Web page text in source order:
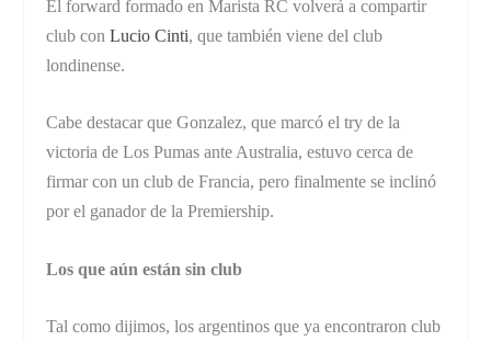
El forward formado en Marista RC volverá a compartir
club conLucio Cinti, que también viene del club
londinense.
Cabe destacar que Gonzalez, que marcó el try de la
victoria de Los Pumas ante Australia, estuvo cerca de
firmar con un club de Francia, pero finalmente se inclinó
por el ganador de la Premiership.
Los que aún están sin club
Tal como dijimos, los argentinos que ya encontraron club